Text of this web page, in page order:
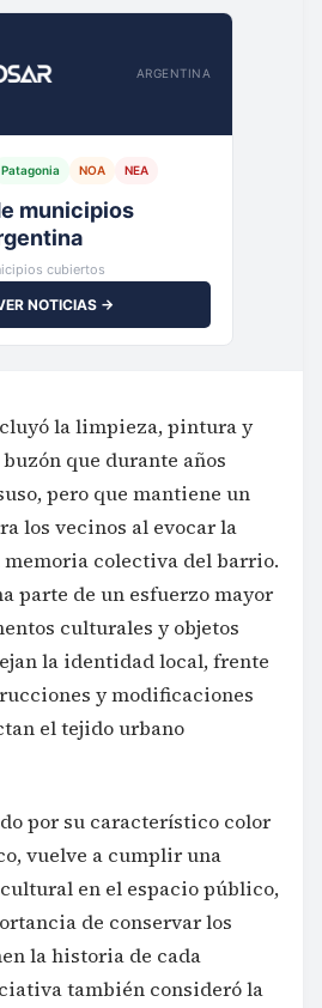
ARGENTINA
cubiertos
NOTICIAS →
pero que mantiene un
los vecinos al evocar la
colectiva del barrio.
parte de un esfuerzo mayor
culturales y objetos
la identidad local, frente
y modificaciones
el tejido urbano
por su característico color
en el espacio público,
de conservar los
la historia de cada
también consideró la
del mobiliario
procurando que este